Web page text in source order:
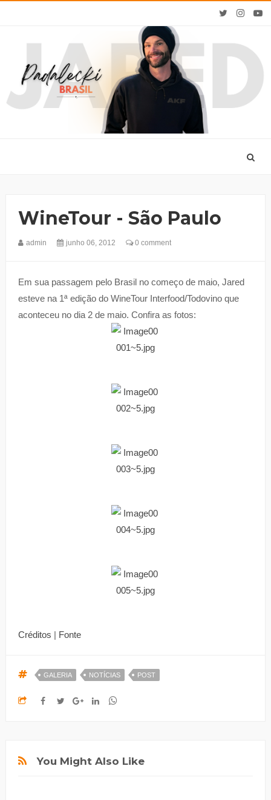
WineTour - São Paulo
admin junho 06, 2012 0 comment
Em sua passagem pelo Brasil no começo de maio, Jared
esteve na 1ª edição do WineTour Interfood/Todovino que
aconteceu no dia 2 de maio. Confira as fotos:
Créditos | Fonte
GALERIA NOTÍCIAS POST
You Might Also Like